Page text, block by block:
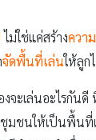
ไม่ใช่แค่สร้างควา
จัดพื้นที่เล่นให้ลูก
งจะเล่นอะไรกั
ชนให้เป็นพื้นที่เ